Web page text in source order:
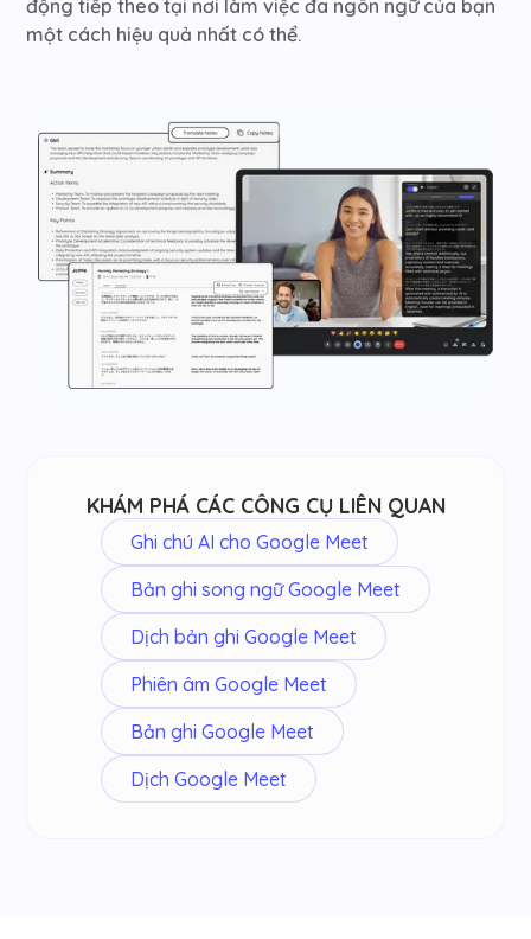
động tiếp theo tại nơi làm việc đa ngôn ngữ của bạn
một cách hiệu quả nhất có thể.
KHÁM PHÁ CÁC CÔNG CỤ LIÊN QUAN
Ghi chú AI cho Google Meet
Bản ghi song ngữ Google Meet
Dịch bản ghi Google Meet
Phiên âm Google Meet
Bản ghi Google Meet
Dịch Google Meet